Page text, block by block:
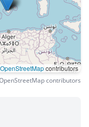
OpenStreetMapcontributors
contributors